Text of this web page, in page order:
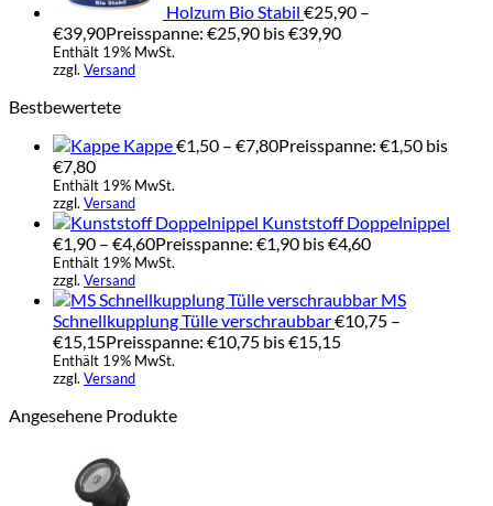
Holzum Bio Stabil €25,90 –
€39,90Preisspanne: €25,90 bis €39,90
Enthält 19% MwSt.
zzgl. Versand
Bestbewertete
Kappe€1,50 – €7,80Preisspanne: €1,50 bis
€7,80
Enthält 19% MwSt.
zzgl. Versand
Kunststoff Doppelnippel
€1,90 – €4,60Preisspanne: €1,90 bis €4,60
Enthält 19% MwSt.
zzgl. Versand
MS
Schnellkupplung Tülle verschraubbar€10,75 –
€15,15Preisspanne: €10,75 bis €15,15
Enthält 19% MwSt.
zzgl. Versand
Angesehene Produkte